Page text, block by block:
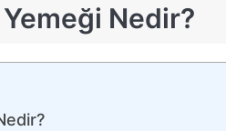
Nedir?